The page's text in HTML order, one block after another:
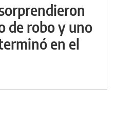
de robo y uno
en el